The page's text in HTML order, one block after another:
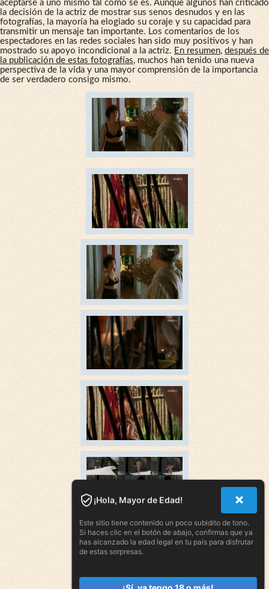
aceptarse a uno mismo tal como se es. Aunque algunos han criticado
la decisión de la actriz de mostrar sus senos desnudos y en las
fotografías, la mayoría ha elogiado su coraje y su capacidad para
transmitir un mensaje tan importante. Los comentarios de los
espectadores en las redes sociales han sido muy positivos y han
mostrado su apoyo incondicional a la actriz. En resumen, después de
la publicación de estas fotografías, muchos han tenido una nueva
perspectiva de la vida y una mayor comprensión de la importancia
de ser verdadero consigo mismo.
¡Hola, Mayor de Edad!
Este sitio tiene contenido un poco subidito de tono.
Si haces clic en el botón de abajo, confirmas que ya
has alcanzado la edad legal en tu país para disfrutar
de estas sorpresas.